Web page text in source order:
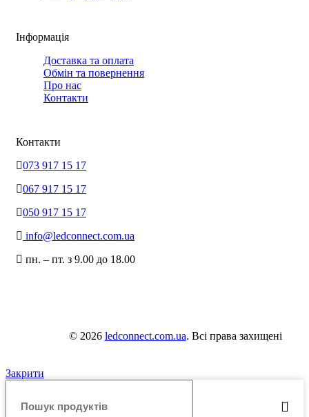
Інформація
Доставка та оплата
Обмін та повернення
Про нас
Контакти
Контакти
073 917 15 17
067 917 15 17
050 917 15 17
info@ledconnect.com.ua
пн. – пт. з 9.00 до 18.00
© 2026 ledconnect.com.ua. Всі права захищені
Закрити